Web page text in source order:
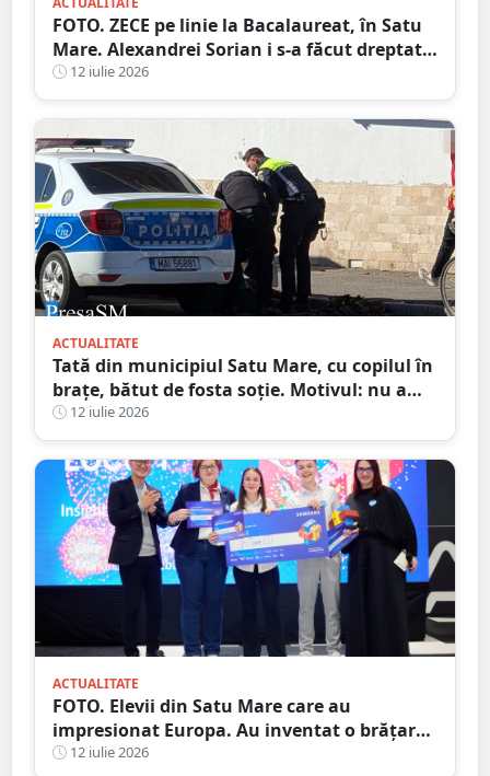
FOTO. ZECE pe linie la Bacalaureat, în Satu
Mare. Alexandrei Sorian i s-a făcut dreptate
după contestații
12 iulie 2026
ACTUALITATE
Tată din municipiul Satu Mare, cu copilul în
brațe, bătut de fosta soție. Motivul: nu a
vrut să meargă în excursie
12 iulie 2026
ACTUALITATE
FOTO. Elevii din Satu Mare care au
impresionat Europa. Au inventat o brățară
inteligentă pentru colegii nevăzători
12 iulie 2026